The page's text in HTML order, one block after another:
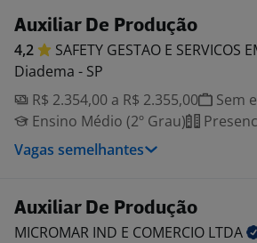
Auxiliar De Produção
4,2 SAFETY GESTAO E SERVICOS
Diadema - SP
R$ 2.354,00 a R$ 2.355,00
Sem
Ensino Médio (2º Grau)
Vagas semelhantes
Auxiliar De Produção
MICROMAR IND E COMERCIO LTDA